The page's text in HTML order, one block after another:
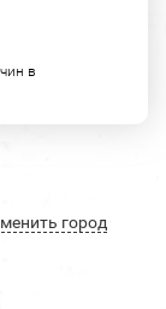
в
город